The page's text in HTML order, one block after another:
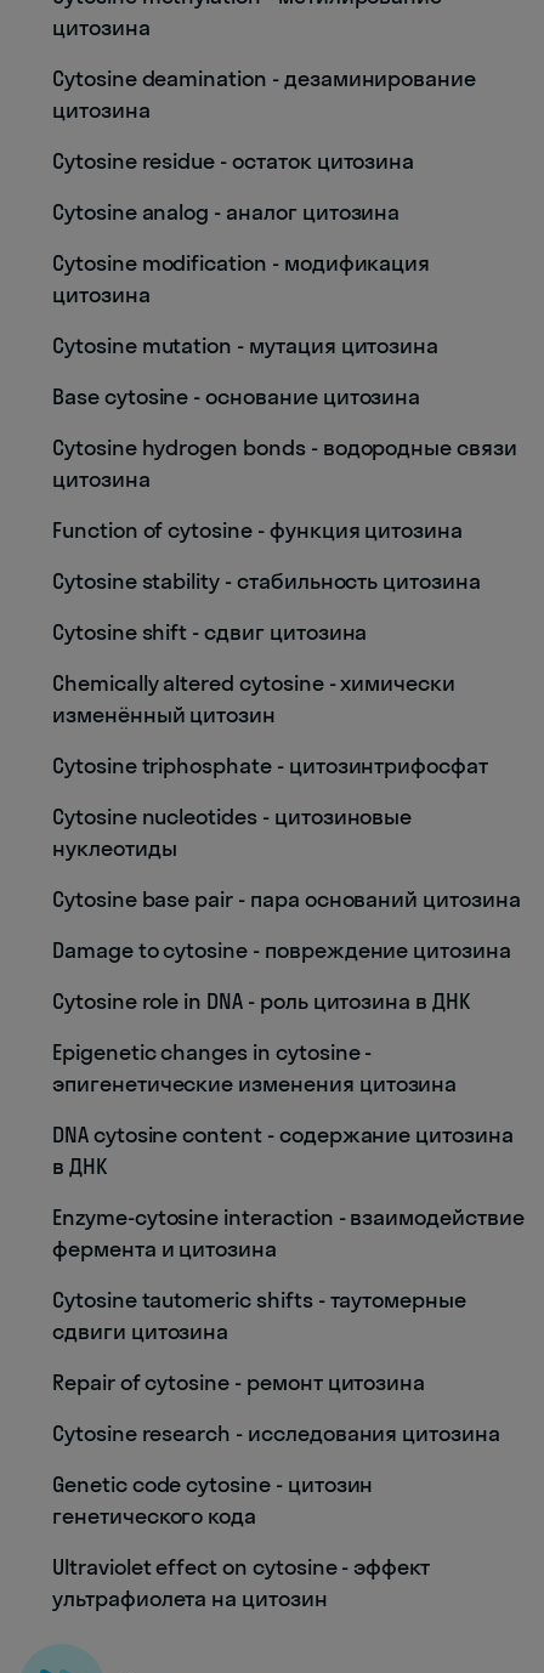
цитозина
Cytosine deamination - дезаминирование
цитозина
Cytosine residue - остаток цитозина
Cytosine analog - аналог цитозина
Cytosine modification - модификация
цитозина
Cytosine mutation - мутация цитозина
Base cytosine - основание цитозина
Cytosine hydrogen bonds - водородные связи
цитозина
Function of cytosine - функция цитозина
Cytosine stability - стабильность цитозина
Cytosine shift - сдвиг цитозина
Chemically altered cytosine - химически
изменённый цитозин
Cytosine triphosphate - цитозинтрифосфат
Cytosine nucleotides - цитозиновые
нуклеотиды
Cytosine base pair - пара оснований цитозина
Damage to cytosine - повреждение цитозина
Cytosine role in DNA - роль цитозина в ДНК
Epigenetic changes in cytosine -
эпигенетические изменения цитозина
DNA cytosine content - содержание цитозина
в ДНК
Enzyme-cytosine interaction - взаимодействие
фермента и цитозина
Cytosine tautomeric shifts - таутомерные
сдвиги цитозина
Repair of cytosine - ремонт цитозина
Cytosine research - исследования цитозина
Genetic code cytosine - цитозин
генетического кода
Ultraviolet effect on cytosine - эффект
ультрафиолета на цитозин